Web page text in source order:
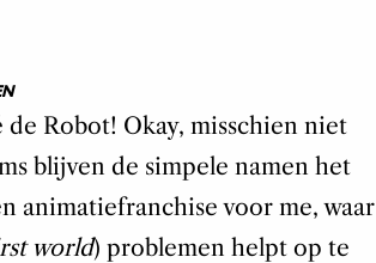
de Robot! Okay, misschien niet
blijven de simpele namen het
animatiefranchise voor me, waar
world) problemen helpt op te